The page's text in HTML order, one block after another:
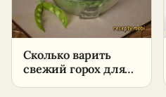
Сколько варить
свежий горох для